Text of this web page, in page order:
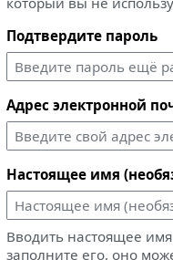
Подтвердите пароль
Адрес электронной
Настоящее имя
Вводить настоящее
заполните его, оно